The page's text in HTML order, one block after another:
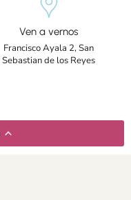
Ven a vernos
Francisco Ayala 2, San
Sebastian de los Reyes